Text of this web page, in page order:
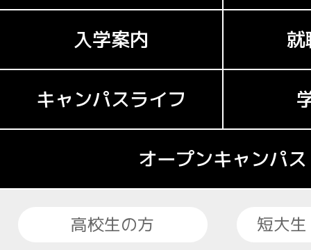
入学案内
キャンパスライフ
オープンキャンパス
高校生の方
短大